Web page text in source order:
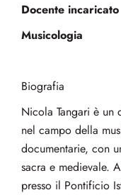
Docente incaricato
Musicologia
Biografia
Nicola Tangari è un
nel campo della
documentarie, con
sacra e medievale.
presso il Pontificio